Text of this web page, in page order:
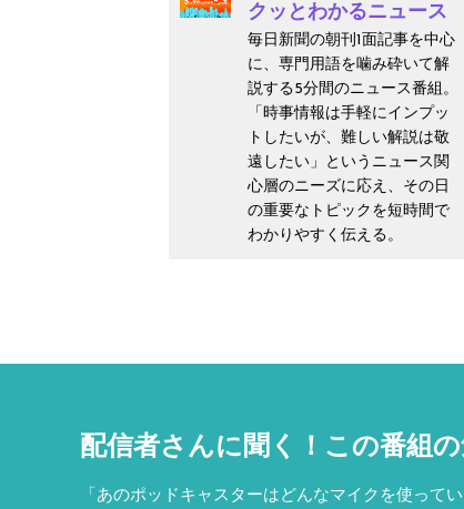
クッとわかるニュース
毎日新聞の朝刊1面記事を中心
に、専門用語を噛み砕いて解
説する5分間のニュース番組。
「時事情報は手軽にインプッ
トしたいが、難しい解説は敬
遠したい」というニュース関
心層のニーズに応え、その日
の重要なトピックを短時間で
わかりやすく伝える。
配信者さんに聞く！ この番組
「あのポッドキャスターはどんなマイクを使って